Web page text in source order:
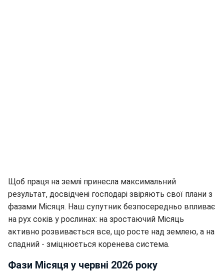
Щоб праця на землі принесла максимальний
результат, досвідчені господарі звіряють свої плани з
фазами Місяця. Наш супутник безпосередньо впливає
на рух соків у рослинах: на зростаючий Місяць
активно розвивається все, що росте над землею, а на
спадний - зміцнюється коренева система.
Фази Місяця у червні 2026 року